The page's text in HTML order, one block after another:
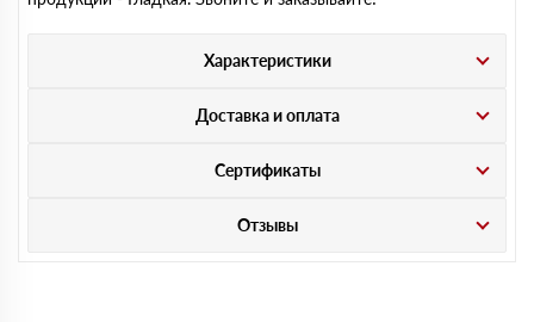
Характеристики
Доставка и оплата
Сертификаты
Отзывы